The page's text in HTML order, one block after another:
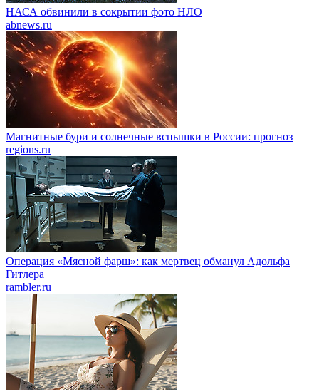
НАСА обвинили в сокрытии фото НЛО
abnews.ru
Магнитные бури и солнечные вспышки в России: прогноз
regions.ru
Операция «Мясной фарш»: как мертвец обманул Адольфа
Гитлера
rambler.ru